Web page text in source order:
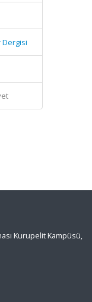
Dergisi
Kurupelit Kampüsü,